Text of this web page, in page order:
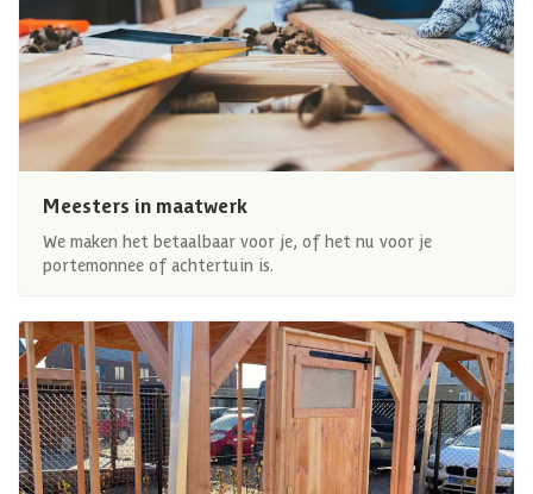
Meesters in maatwerk
We maken het betaalbaar voor je, of het nu voor je
portemonnee of achtertuin is.